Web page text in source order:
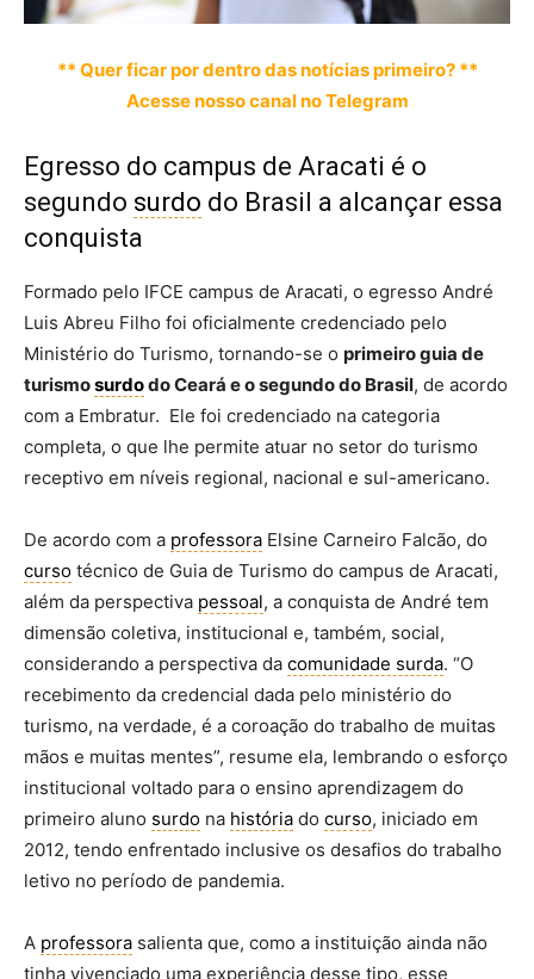
** Quer ficar por dentro das notícias primeiro? **
Acesse nosso canal no Telegram
Egresso do campus de Aracati é o
segundo surdo do Brasil a alcançar essa
conquista
Formado pelo IFCE campus de Aracati, o egresso André
Luis Abreu Filho foi oficialmente credenciado pelo
Ministério do Turismo, tornando-se o primeiro guia de
turismosurdodo Ceará e o segundo do Brasil, de acordo
com a Embratur. Ele foi credenciado na categoria
completa, o que lhe permite atuar no setor do turismo
receptivo em níveis regional, nacional e sul-americano.
De acordo com a professora Elsine Carneiro Falcão, do
curso técnico de Guia de Turismo do campus de Aracati,
além da perspectiva pessoal, a conquista de André tem
dimensão coletiva, institucional e, também, social,
considerando a perspectiva da comunidade surda. “O
recebimento da credencial dada pelo ministério do
turismo, na verdade, é a coroação do trabalho de muitas
mãos e muitas mentes”, resume ela, lembrando o esforço
institucional voltado para o ensino aprendizagem do
primeiro aluno surdo na história do curso, iniciado em
2012, tendo enfrentado inclusive os desafios do trabalho
letivo no período de pandemia.
A professora salienta que, como a instituição ainda não
tinha vivenciado uma experiência desse tipo, esse